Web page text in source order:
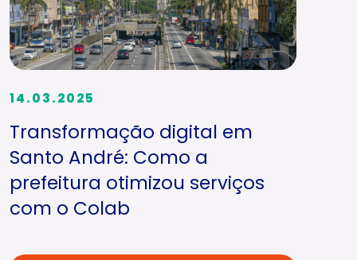
14.03.2025
Transformação digital em
Santo André: Como a
prefeitura otimizou serviços
com o Colab